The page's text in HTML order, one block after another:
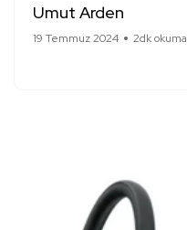
Umut Arden
19 Temmuz 2024 2dk okuma